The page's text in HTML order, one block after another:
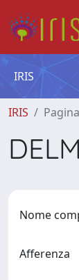
IRIS
IRIS
Nome
Afferenza